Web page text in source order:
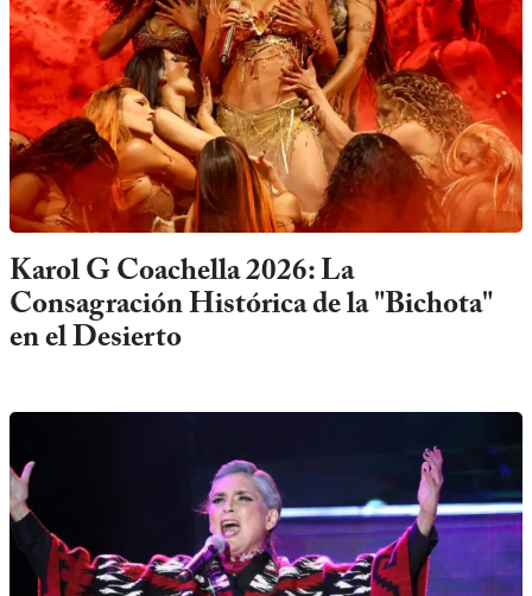
Karol G Coachella 2026: La
Consagración Histórica de la "Bichota"
en el Desierto